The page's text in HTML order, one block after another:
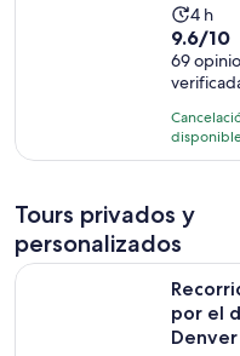
La
dura
4
horas
4 h
9.6
de
10
con
69
9.6/10
69
Tours privados y
personalizados
por el
Denver
Recorrido a pie